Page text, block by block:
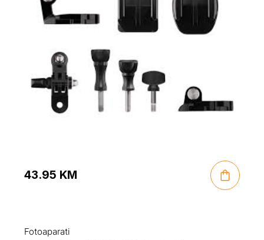
43.95 KM
Fotoaparati